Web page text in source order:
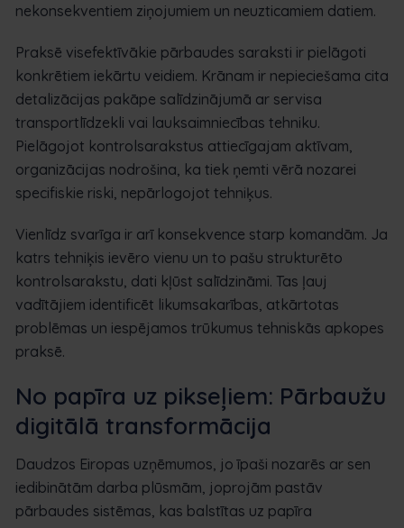
nekonsekventiem ziņojumiem un neuzticamiem datiem.
Praksē visefektīvākie pārbaudes saraksti ir pielāgoti
konkrētiem iekārtu veidiem. Krānam ir nepieciešama cita
detalizācijas pakāpe salīdzinājumā ar servisa
transportlīdzekli vai lauksaimniecības tehniku.
Pielāgojot kontrolsarakstus attiecīgajam aktīvam,
organizācijas nodrošina, ka tiek ņemti vērā nozarei
specifiskie riski, nepārlogojot tehniķus.
Vienlīdz svarīga ir arī konsekvence starp komandām. Ja
katrs tehniķis ievēro vienu un to pašu strukturēto
kontrolsarakstu, dati kļūst salīdzināmi. Tas ļauj
vadītājiem identificēt likumsakarības, atkārtotas
problēmas un iespējamos trūkumus tehniskās apkopes
praksē.
No papīra uz pikseļiem: Pārbaužu
digitālā transformācija
Daudzos Eiropas uzņēmumos, jo īpaši nozarēs ar sen
iedibinātām darba plūsmām, joprojām pastāv
pārbaudes sistēmas, kas balstītas uz papīra